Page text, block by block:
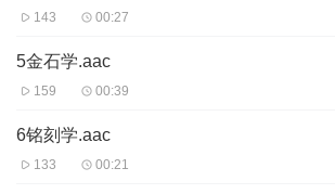
143 00:27
5金石学.aac
159 00:39
6铭刻学.aac
133 00:21